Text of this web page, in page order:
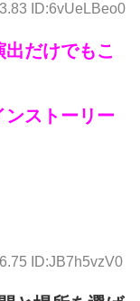
ID:6vUeLBeo0
だけでもこ
ストーリー
ID:JB7h5vzV0